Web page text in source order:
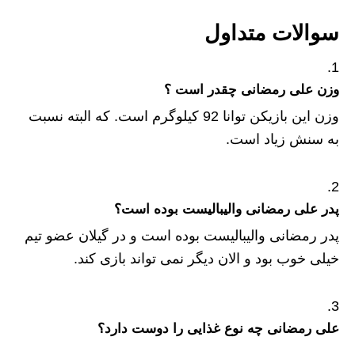
سوالات متداول
وزن علی رمضانی چقدر است ؟
وزن این بازیکن توانا 92 کیلوگرم است. که البته نسبت
به سنش زیاد است.
پدر علی رمضانی والیبالیست بوده است؟
پدر رمضانی والیبالیست بوده است و در گیلان عضو تیم
خیلی خوب بود و الان دیگر نمی تواند بازی کند.
علی رمضانی چه نوع غذایی را دوست دارد؟